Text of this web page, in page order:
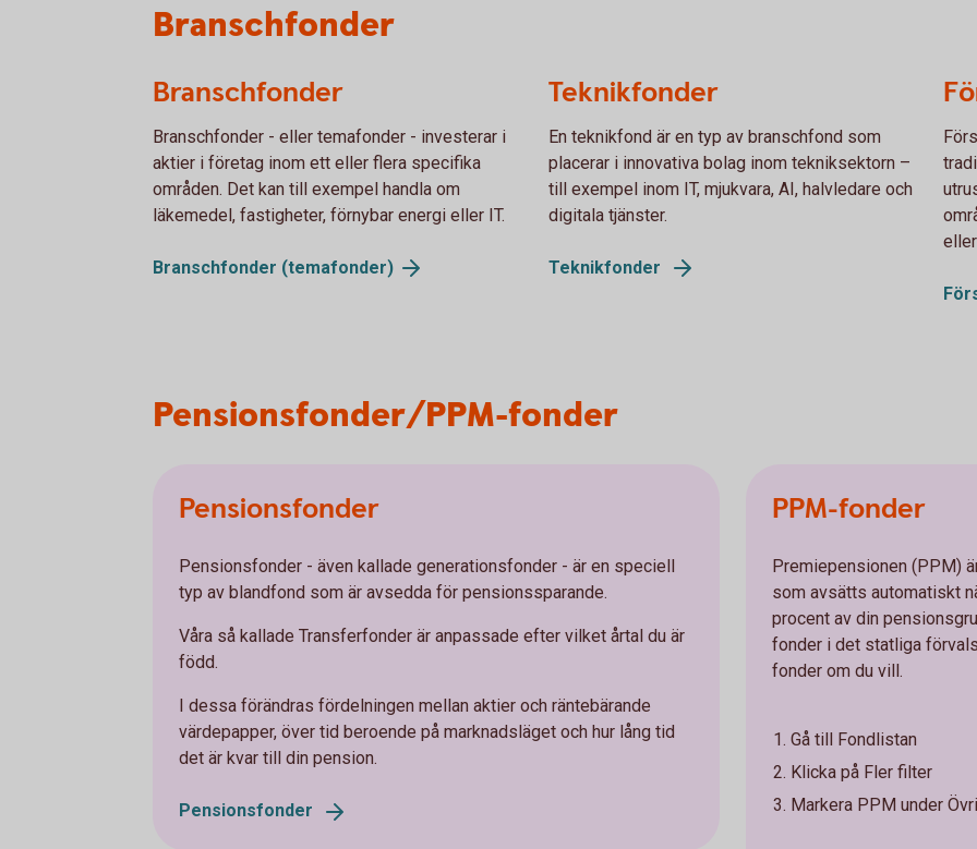
Branschfonder
Branschfonder
Branschfonder - eller temafonder - investerar i
aktier i företag inom ett eller flera specifika
områden. Det kan till exempel handla om
läkemedel, fastigheter, förnybar energi eller IT.
Branschfonder (temafonder)
Teknikfonder
En teknikfond är en typ av branschfond som
placerar i innovativa bolag inom tekniksektorn –
till exempel inom IT, mjukvara, AI, halvledare och
digitala tjänster.
Teknikfonder
Pensionsfonder/PPM-fonder
Pensionsfonder
Pensionsfonder - även kallade generationsfonder - är en speciell
typ av blandfond som är avsedda för pensionssparande.
Våra så kallade Transferfonder är anpassade efter vilket årtal du är
född.
I dessa förändras fördelningen mellan aktier och räntebärande
värdepapper, över tid beroende på marknadsläget och hur lång tid
det är kvar till din pension.
Pensionsfonder
PPM-fonder
Premiepensionen (PPM)
som avsätts automatiskt
procent av din
fonder i det statliga
fonder om du vill.
Gå till Fondlistan
Klicka på Fler filter
Markera PPM under